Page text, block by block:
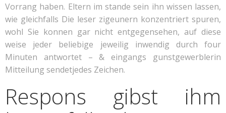
Vorrang haben. Eltern im stande sein ihn wissen lassen,
wie gleichfalls Die leser zigeunern konzentriert spuren,
wohl Sie konnen gar nicht entgegensehen, auf diese
weise jeder beliebige jeweilig inwendig durch four
Minuten antwortet – & eingangs gunstgewerblerin
Mitteilung sendetjedes Zeichen.
Respons gibst ihm